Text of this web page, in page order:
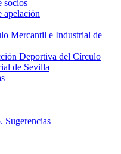
socios
apelación
Mercantil e Industrial de
Deportiva del Círculo
de Sevilla
Sugerencias